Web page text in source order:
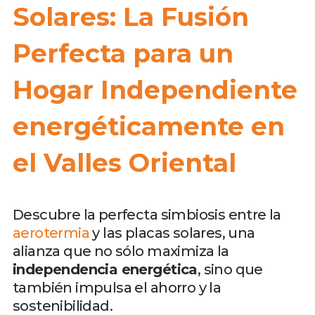
Solares: La Fusión
Perfecta para un
Hogar Independiente
energéticamente en
el Valles Oriental
Descubre la perfecta simbiosis entre la
aerotermiay las placas solares, una
alianza que no sólo maximiza la
independencia energética, sino que
también impulsa el ahorro y la
sostenibilidad.